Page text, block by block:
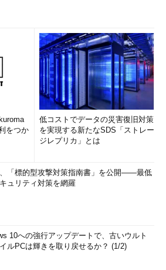
をつか
低コストでデータの災害復旧対策
を実現する新たなSDS「ストレー
ジレプリカ」とは
「標的型攻撃対策指南書」を公開――最低
ュリティ対策を網羅
10への強行アップデートで、古いウルト
ルPCは輝きを取り戻せるか？ (1/2)